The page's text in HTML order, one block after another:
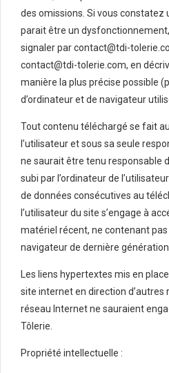
des omissions. Si vous constatez
parait être un
signaler par contact@tdi-
contact@tdi-tolerie.com, en
manière la plus précise possible
d’ordinateur et de navigateur
Tout contenu téléchargé se fait
l’utilisateur et sous sa seule
ne saurait être tenu responsable
subi par l’ordinateur de
de données consécutives au
l’utilisateur du site s’engage à
matériel récent, ne contenant pas
navigateur de dernière
Les liens hypertextes mis en
site internet en direction d’autres
réseau Internet ne sauraient
Tôlerie.
Propriété intellectuelle :